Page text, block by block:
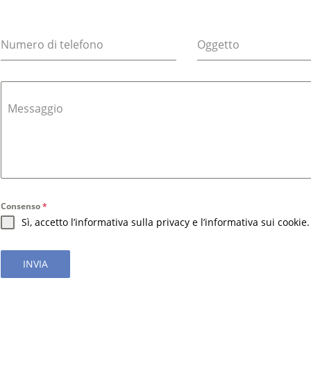
Numero di telefono Oggetto
Messaggio
Consenso*
Sì, accetto l’informativa sulla privacy e l’informativa sui cookie.
INVIA